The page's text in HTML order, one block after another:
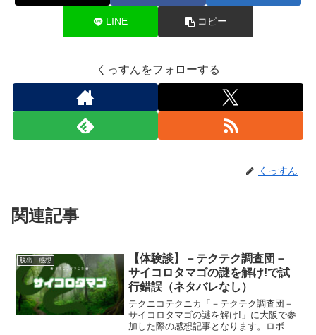
LINE コピー
くっすんをフォローする
くっすん
関連記事
脱出 感想
【体験談】－テクテク調査団－
サイコロタマゴの謎を解け!で試
行錯誤（ネタバレなし）
テクニコテクニカ「－テクテク調査団－
サイコロタマゴの謎を解け!」に大阪で参
加した際の感想記事となります。ロボバ